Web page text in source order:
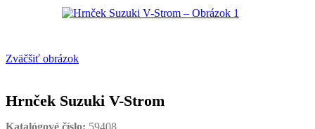
Zväčšiť obrázok
Hrnček Suzuki V-Strom